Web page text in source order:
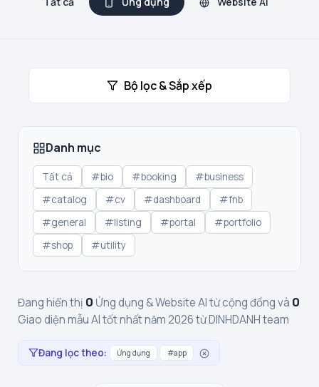
Bộ lọc & Sắp xếp
Danh mục
Tất cả #bio #booking
#business
#catalog
#cv #dashboard
#fnb
#general
#listing #portal
#portfolio
#shop
#utility
Đang hiển thị 0 Ứng dụng & Website AI từ cộng đồng và 0
Giao diện mẫu AI tốt nhất năm 2026 từ DINHDANH team
Đang lọc theo: Ứng dụng #app